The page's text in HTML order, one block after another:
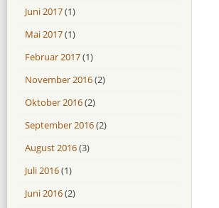
Juni 2017(1)
Mai 2017(1)
Februar 2017(1)
November 2016(2)
Oktober 2016(2)
September 2016(2)
August 2016(3)
Juli 2016(1)
Juni 2016(2)